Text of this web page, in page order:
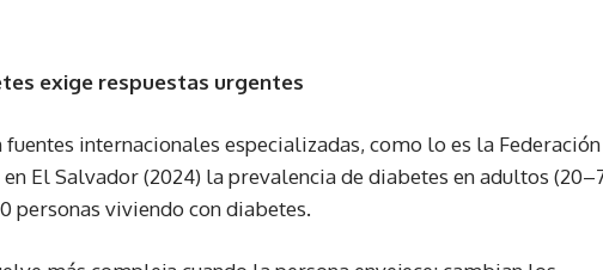
exige respuestas urgentes
internacionales especializadas, como lo es la Federación
El Salvador (2024) la prevalencia de diabetes en adultos
personas viviendo con diabetes.